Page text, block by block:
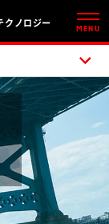
クノロジー
MENU